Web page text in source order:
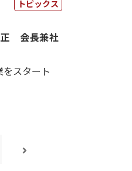
トピックス
会長兼社
スタート